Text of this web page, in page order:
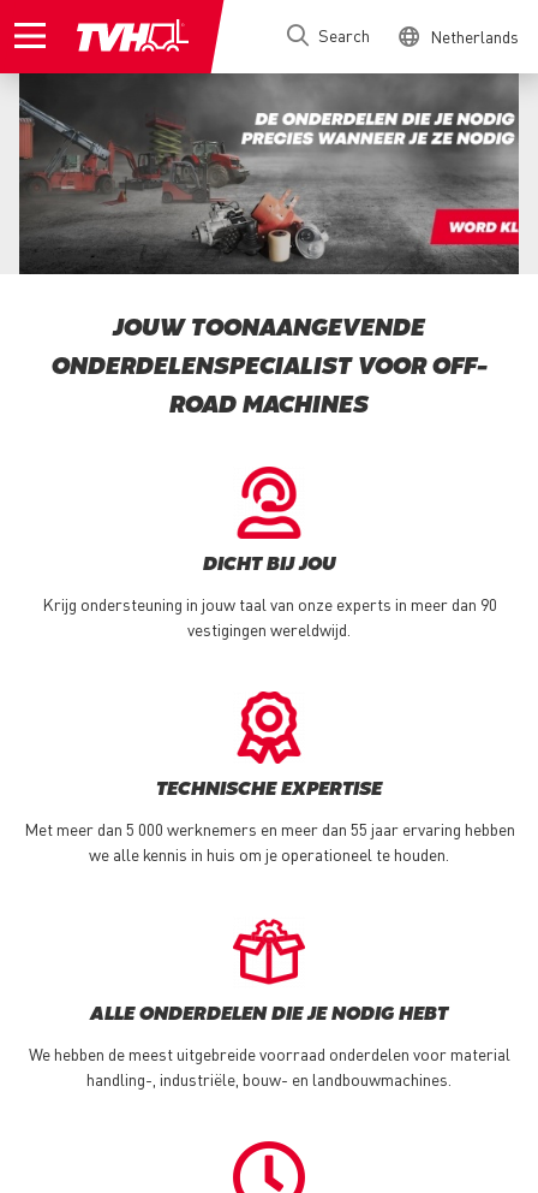
to
Search Netherlands
JOUW TOONAANGEVENDE
ONDERDELENSPECIALIST VOOR OFF-
ROAD MACHINES
DICHT BIJ JOU
Krijg ondersteuning in jouw taal van onze experts in meer dan 90
vestigingen wereldwijd.
TECHNISCHE EXPERTISE
Met meer dan 5 000 werknemers en meer dan 55 jaar ervaring hebben
we alle kennis in huis om je operationeel te houden.
ALLE ONDERDELEN DIE JE NODIG HEBT
We hebben de meest uitgebreide voorraad onderdelen voor material
handling-, industriële, bouw- en landbouwmachines.